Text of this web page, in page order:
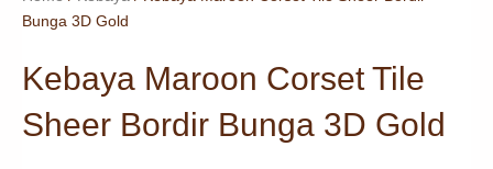
Bunga 3D Gold
Kebaya Maroon Corset Tile
Sheer Bordir Bunga 3D Gold